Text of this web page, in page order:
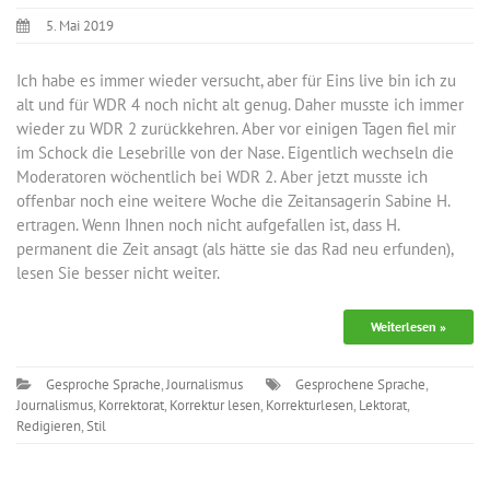
5. Mai 2019
Ich habe es immer wieder versucht, aber für Eins live bin ich zu
alt und für WDR 4 noch nicht alt genug. Daher musste ich immer
wieder zu WDR 2 zurückkehren. Aber vor einigen Tagen fiel mir
im Schock die Lesebrille von der Nase. Eigentlich wechseln die
Moderatoren wöchentlich bei WDR 2. Aber jetzt musste ich
offenbar noch eine weitere Woche die Zeitansagerin Sabine H.
ertragen. Wenn Ihnen noch nicht aufgefallen ist, dass H.
permanent die Zeit ansagt (als hätte sie das Rad neu erfunden),
lesen Sie besser nicht weiter.
Weiterlesen »
Gesproche Sprache,Journalismus Gesprochene Sprache,
Journalismus, Korrektorat, Korrektur lesen, Korrekturlesen, Lektorat,
Redigieren,Stil